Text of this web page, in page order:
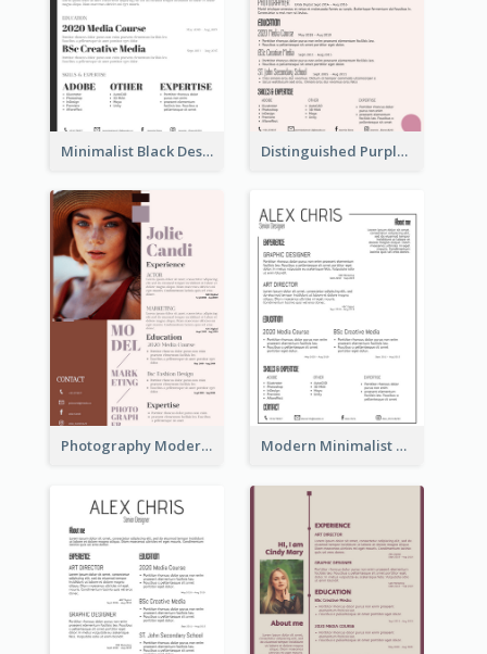
Minimalist Black Designer Resume Distinguished Purple Modern Resume
Photography Modern Brown Professional Resume Modern Minimalist Black Color Resume